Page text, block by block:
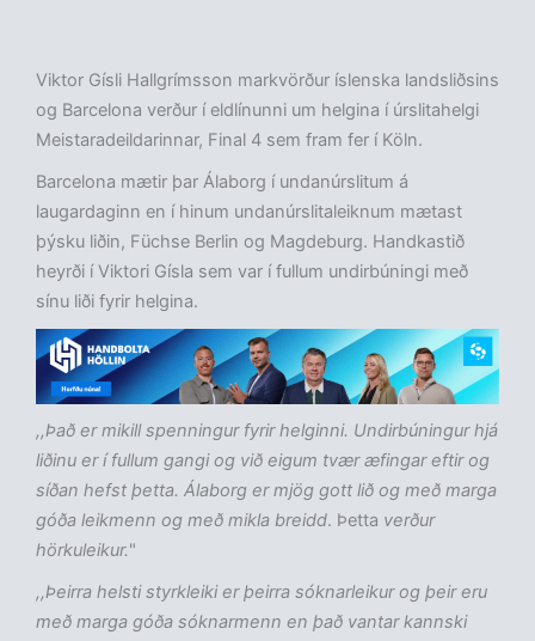
Viktor Gísli Hallgrímsson markvörður íslenska landsliðsins
og Barcelona verður í eldlínunni um helgina í úrslitahelgi
Meistaradeildarinnar, Final 4 sem fram fer í Köln.
Barcelona mætir þar Álaborg í undanúrslitum á
laugardaginn en í hinum undanúrslitaleiknum mætast
þýsku liðin, Füchse Berlin og Magdeburg. Handkastið
heyrði í Viktori Gísla sem var í fullum undirbúningi með
sínu liði fyrir helgina.
,,Það er mikill spenningur fyrir helginni. Undirbúningur hjá
liðinu er í fullum gangi og við eigum tvær æfingar eftir og
síðan hefst þetta. Álaborg er mjög gott lið og með marga
góða leikmenn og með mikla breidd. Þetta verður
hörkuleikur."
,,Þeirra helsti styrkleiki er þeirra sóknarleikur og þeir eru
með marga góða sóknarmenn en það vantar kannski